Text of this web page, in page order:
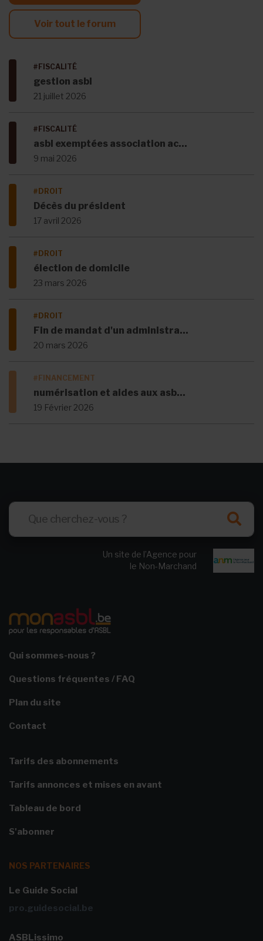
Voir tout le forum
#FISCALITÉ
gestion asbl
21 juillet 2026
#FISCALITÉ
asbl exemptées association ac...
9 mai 2026
#DROIT
Décès du président
17 avril 2026
#DROIT
élection de domicile
23 mars 2026
#DROIT
Fin de mandat d'un administra...
20 mars 2026
#FINANCEMENT
numérisation et aides aux asb...
19 Février 2026
Un site de l’Agence pour
le Non-Marchand
Qui sommes-nous ?
Questions fréquentes / FAQ
Plan du site
Contact
Tarifs des abonnements
Tarifs annonces et mises en avant
Tableau de bord
S'abonner
NOS PARTENAIRES
Le Guide Social
pro.guidesocial.be
ASBLissimo